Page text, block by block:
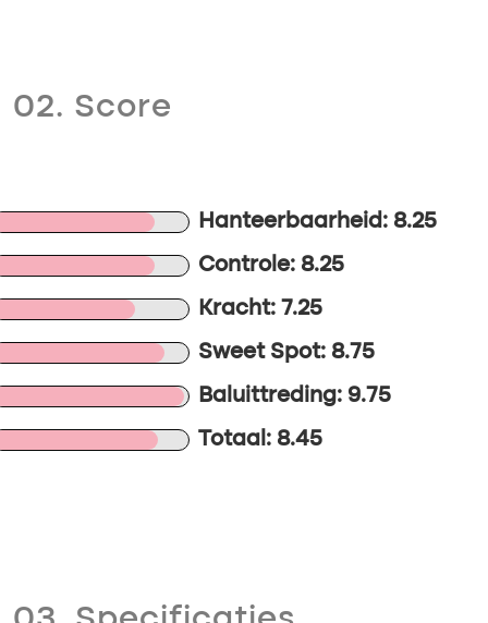
02. Score
Hanteerbaarheid: 8.25
Controle: 8.25
Kracht: 7.25
Sweet Spot: 8.75
Baluittreding: 9.75
Totaal: 8.45